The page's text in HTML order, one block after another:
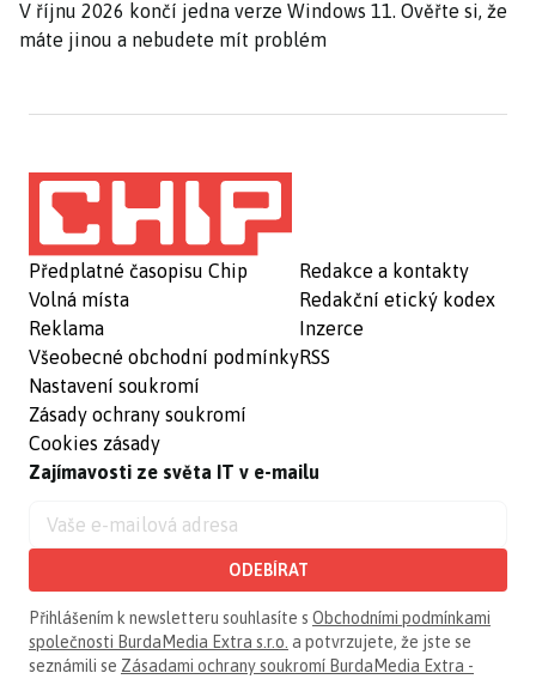
V říjnu 2026 končí jedna verze Windows 11. Ověřte si, že
máte jinou a nebudete mít problém
Předplatné časopisu Chip
Volná místa
Reklama
Všeobecné obchodní podmínky
Nastavení soukromí
Zásady ochrany soukromí
Cookies zásady
Redakce a kontakty
Redakční etický kodex
Inzerce
RSS
Zajímavosti ze světa IT v e-mailu
ODEBÍRAT
Přihlášením k newsletteru souhlasíte s Obchodními podmínkami
společnosti BurdaMedia Extra s.r.o. a potvrzujete, že jste se
seznámili se Zásadami ochrany soukromí BurdaMedia Extra -